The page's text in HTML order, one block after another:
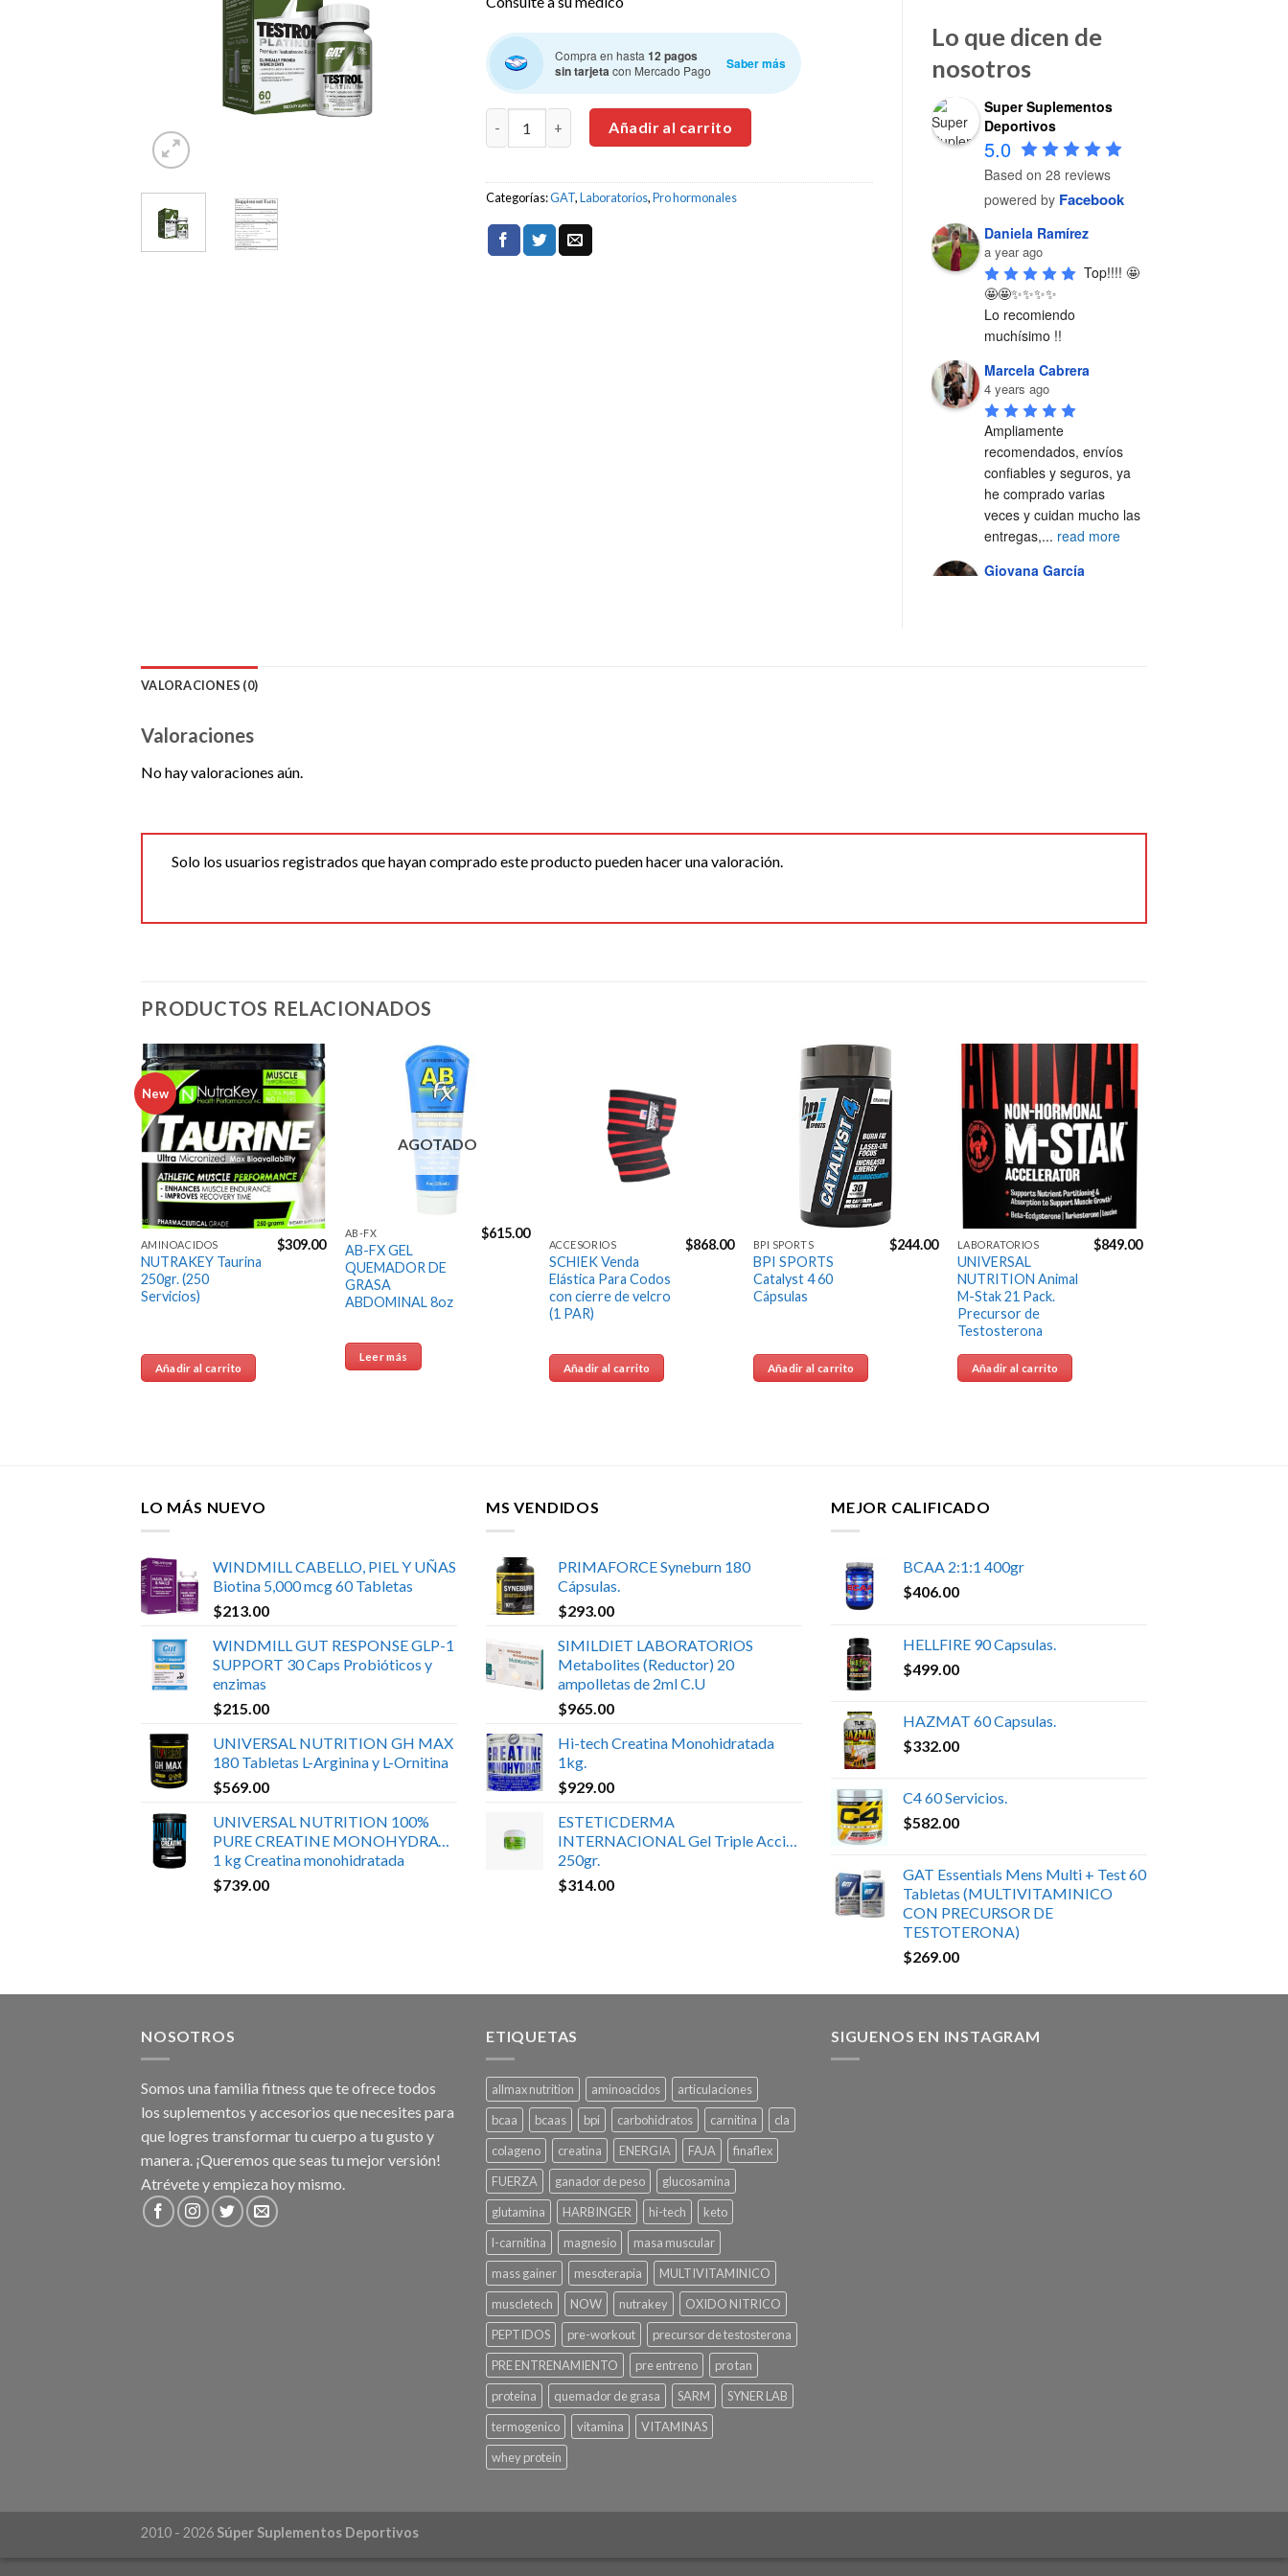
Compra en hasta12 pagos
sin tarjetacon Mercado Pago Saber más
GAT Testrol Platinum 60 Tabletas Precursor de Testosterona cantidad
Añadir al carrito
Categorías:GAT,Laboratorios,Pro hormonales
Lo que dicen de
nosotros
Super Suplementos
Deportivos
5.0
Based on 28 reviews
powered by Facebook
Daniela Ramírez
a year ago
Top!!!! 🤩
🤩🤩✨✨✨✨
Lo recomiendo
muchísimo !!
Marcela Cabrera
4 years ago
Ampliamente
recomendados, envíos
confiables y seguros, ya
he comprado varias
veces y cuidan mucho las
entregas,... read more
Giovana García
Los
en tiempo y forma.
recomendable y
confiable.
Excelente servicio!
Gustavo Manrique
6 years ago
Envíos
muy rápidos excelentes
precios y atencion
Next Reviews
VALORACIONES (0)
Valoraciones
No hay valoraciones aún.
Solo los usuarios registrados que hayan comprado este producto pueden hacer una valoración.
PRODUCTOS RELACIONADOS
New
Agregar
a la
Lista de
deseos
AMINOACIDOS
NUTRAKEY Taurina
250gr. (250
Servicios)
$309.00
Añadir al carrito
AGOTADO
AB-FX
AB-FX GEL
QUEMADOR DE
GRASA
ABDOMINAL 8oz
$615.00
Leer más
ACCESORIOS
SCHIEK Venda
Elástica Para Codos
con cierre de velcro
(1 PAR)
$868.00
Añadir al carrito
Agregar
deseos
BPI SPORTS
BPI SPORTS
Catalyst 4 60
Cápsulas
$244.00
Añadir al carrito
Agregar
a la
Lista de
deseos
LABORATORIOS
UNIVERSAL
NUTRITION Animal
M-Stak 21 Pack.
Precursor de
Testosterona
$849.00
Añadir al carrito
LO MÁS NUEVO
WINDMILL CABELLO, PIEL Y UÑAS
Biotina 5,000 mcg 60 Tabletas
$213.00
WINDMILL GUT RESPONSE GLP-1
SUPPORT 30 Caps Probióticos y
enzimas
$215.00
UNIVERSAL NUTRITION GH MAX
180 Tabletas L-Arginina y L-Ornitina
$569.00
UNIVERSAL NUTRITION 100%
PURE CREATINE MONOHYDRATE
1 kg Creatina monohidratada
$739.00
MS VENDIDOS
PRIMAFORCE Syneburn 180
Cápsulas.
$293.00
SIMILDIET LABORATORIOS
Metabolites (Reductor) 20
ampolletas de 2ml C.U
$965.00
Hi-tech Creatina Monohidratada
1kg.
$929.00
ESTETICDERMA
INTERNACIONAL Gel Triple Acción
250gr.
$314.00
MEJOR CALIFICADO
BCAA 2:1:1 400gr
$406.00
HELLFIRE 90 Capsulas.
$499.00
HAZMAT 60 Capsulas.
$332.00
C4 60 Servicios.
$582.00
GAT Essentials Mens Multi + Test 60
Tabletas (MULTIVITAMINICO
CON PRECURSOR DE
TESTOTERONA)
$269.00
NOSOTROS
Somos una familia fitness que te ofrece todos
los suplementos y accesorios que necesites para
que logres transformar tu cuerpo a tu gusto y
manera. ¡Queremos que seas tu mejor versión!
Atrévete y empieza hoy mismo.
ETIQUETAS
allmax nutrition aminoacidos
articulaciones
bcaa
bcaas bpi carbohidratos carnitina
cla
colageno
creatina ENERGIA FAJA
finaflex
FUERZA
ganador de peso
glucosamina
glutamina
HARBINGER hi-tech
keto
l-carnitina
magnesio
masa muscular
mass gainer
mesoterapia
MULTIVITAMINICO
muscletech
NOW nutrakey
OXIDO NITRICO
PEPTIDOS
pre-workout
precursor de testosterona
PRE ENTRENAMIENTO
pre entreno
pro tan
proteina
quemador de grasa SARM
SYNER LAB
termogenico
vitamina
VITAMINAS
whey protein
SIGUENOS EN INSTAGRAM
2010 - 2026 Súper Suplementos Deportivos